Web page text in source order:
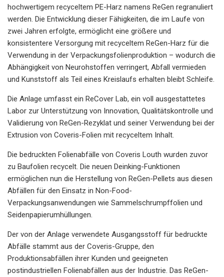
hochwertigem recyceltem PE-Harz namens ReGen regranuliert
werden. Die Entwicklung dieser Fähigkeiten, die im Laufe von
zwei Jahren erfolgte, ermöglicht eine größere und
konsistentere Versorgung mit recyceltem ReGen-Harz für die
Verwendung in der Verpackungsfolienproduktion – wodurch die
Abhängigkeit von Neurohstoffen verringert, Abfall vermieden
und Kunststoff als Teil eines Kreislaufs erhalten bleibt Schleife.
Die Anlage umfasst ein ReCover Lab, ein voll ausgestattetes
Labor zur Unterstützung von Innovation, Qualitätskontrolle und
Validierung von ReGen-Rezyklat und seiner Verwendung bei der
Extrusion von Coveris-Folien mit recyceltem Inhalt.
Die bedruckten Folienabfälle von Coveris Louth wurden zuvor
zu Baufolien recycelt. Die neuen Deinking-Funktionen
ermöglichen nun die Herstellung von ReGen-Pellets aus diesen
Abfällen für den Einsatz in Non-Food-
Verpackungsanwendungen wie Sammelschrumpffolien und
Seidenpapierumhüllungen.
Der von der Anlage verwendete Ausgangsstoff für bedruckte
Abfälle stammt aus der Coveris-Gruppe, den
Produktionsabfällen ihrer Kunden und geeigneten
postindustriellen Folienabfällen aus der Industrie. Das ReGen-